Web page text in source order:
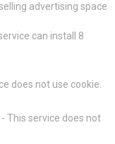
advertising space
can install 8
does not use cookie.
- This service does not